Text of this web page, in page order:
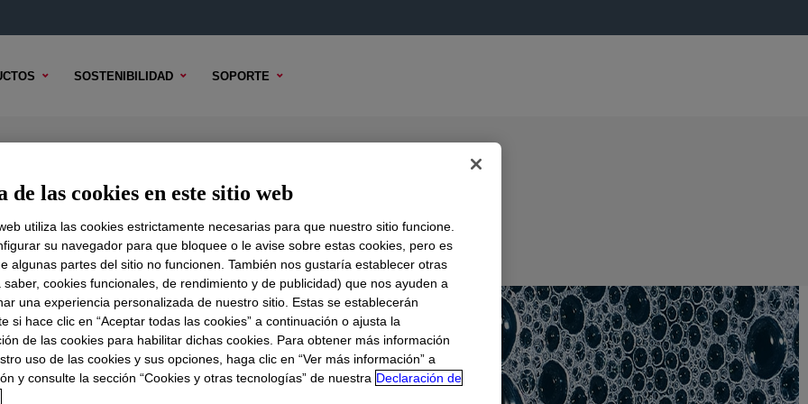
SOSTENIBILIDAD SOPORTE
Rheology Modifier
TÉCNICO OPCIONES DE MUESTRA OPCIONES DE COMPRA
de las cookies en este sitio web
utiliza las cookies estrictamente necesarias para que nuestro sitio funcione.
su navegador para que bloquee o le avise sobre estas cookies, pero es
algunas partes del sitio no funcionen. También nos gustaría establecer otras
saber, cookies funcionales, de rendimiento y de publicidad) que nos ayuden a
una experiencia personalizada de nuestro sitio. Estas se establecerán
si hace clic en “Aceptar todas las cookies” a continuación o ajusta la
de las cookies para habilitar dichas cookies. Para obtener más información
uso de las cookies y sus opciones, haga clic en “Ver más información” a
y consulte la sección “Cookies y otras tecnologías” de nuestra Declaración de